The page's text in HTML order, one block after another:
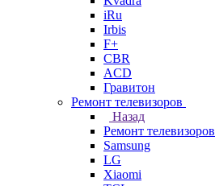
iRu
Irbis
F+
CBR
ACD
Гравитон
Ремонт телевизоров
Назад
Ремонт телевизоров
Samsung
LG
Xiaomi